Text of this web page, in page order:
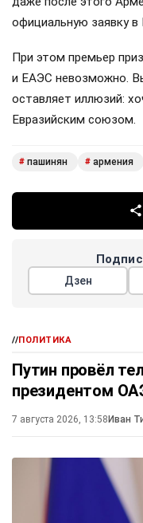
официальную заявку в
При этом премьер
и ЕАЭС невозможно.
оставляет иллюзий:
Евразийским союзом.
# пашинян # армения
Дзен
//ПОЛИТИКА
Путин провёл
президентом
7 августа 2026, 13:58Иван